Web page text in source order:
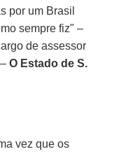
por um Brasil
sempre fiz" –
de assessor
–O Estado de S.
vez que os